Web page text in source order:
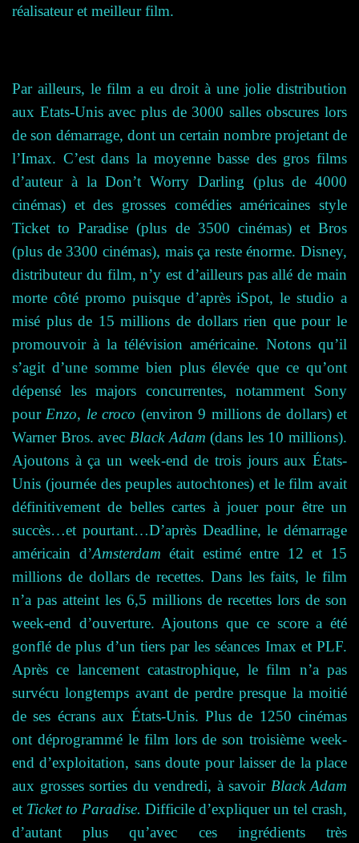
réalisateur et meilleur film.
Par ailleurs, le film a eu droit à une jolie distribution
aux Etats-Unis avec plus de 3000 salles obscures lors
de son démarrage, dont un certain nombre projetant de
l’Imax. C’est dans la moyenne basse des gros films
d’auteur à la Don’t Worry Darling (plus de 4000
cinémas) et des grosses comédies américaines style
Ticket to Paradise (plus de 3500 cinémas) et Bros
(plus de 3300 cinémas), mais ça reste énorme. Disney,
distributeur du film, n’y est d’ailleurs pas allé de main
morte côté promo puisque d’après iSpot, le studio a
misé plus de 15 millions de dollars rien que pour le
promouvoir à la télévision américaine. Notons qu’il
s’agit d’une somme bien plus élevée que ce qu’ont
dépensé les majors concurrentes, notamment Sony
pourEnzo, le croco (environ 9 millions de dollars) et
Warner Bros. avec Black Adam (dans les 10 millions).
Ajoutons à ça un week-end de trois jours aux États-
Unis (journée des peuples autochtones) et le film avait
définitivement de belles cartes à jouer pour être un
succès…et pourtant…D’après Deadline, le démarrage
américain d’Amsterdam était estimé entre 12 et 15
millions de dollars de recettes. Dans les faits, le film
n’a pas atteint les 6,5 millions de recettes lors de son
week-end d’ouverture. Ajoutons que ce score a été
gonflé de plus d’un tiers par les séances Imax et PLF.
Après ce lancement catastrophique, le film n’a pas
survécu longtemps avant de perdre presque la moitié
de ses écrans aux États-Unis. Plus de 1250 cinémas
ont déprogrammé le film lors de son troisième week-
end d’exploitation, sans doute pour laisser de la place
aux grosses sorties du vendredi, à savoir Black Adam
et Ticket to Paradise. Difficile d’expliquer un tel crash,
d’autant plus qu’avec ces ingrédients très